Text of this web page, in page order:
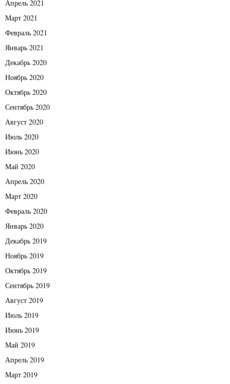
Апрель 2021
Март 2021
Февраль 2021
Январь 2021
Декабрь 2020
Ноябрь 2020
Октябрь 2020
Сентябрь 2020
Август 2020
Июль 2020
Июнь 2020
Май 2020
Апрель 2020
Март 2020
Февраль 2020
Январь 2020
Декабрь 2019
Ноябрь 2019
Октябрь 2019
Сентябрь 2019
Август 2019
Июль 2019
Июнь 2019
Май 2019
Апрель 2019
Март 2019